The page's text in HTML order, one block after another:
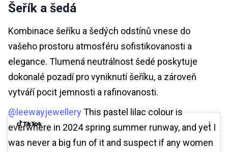
Šeřík a šedá
Kombinace šeříku a šedých odstínů vnese do
vašeho prostoru atmosféru sofistikovanosti a
elegance. Tlumená neutrálnost šedé poskytuje
dokonalé pozadí pro vyniknutí šeříku, a zároveň
vytváří pocit jemnosti a rafinovanosti.
@leewayjewelleryThis pastel lilac colour is
everwhere in 2024 spring summer runway, and yet I
was never a big fun of it and suspect if any women